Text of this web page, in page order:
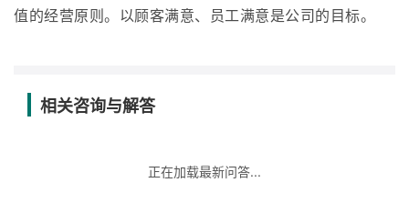
值的经营原则。以顾客满意、员工满意是公司的目标。
相关咨询与解答
正在加载最新问答...